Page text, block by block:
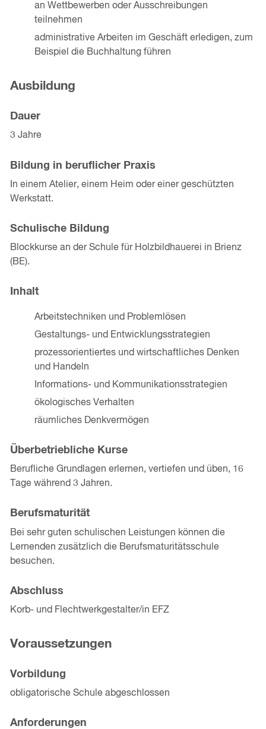
an Wettbewerben oder Ausschreibungen
teilnehmen
administrative Arbeiten im Geschäft erledigen, zum
Beispiel die Buchhaltung führen
Ausbildung
Dauer
3 Jahre
Bildung in beruflicher Praxis
In einem Atelier, einem Heim oder einer geschützten
Werkstatt.
Schulische Bildung
Blockkurse an der Schule für Holzbildhauerei in Brienz
(BE).
Inhalt
Arbeitstechniken und Problemlösen
Gestaltungs- und Entwicklungsstrategien
prozessorientiertes und wirtschaftliches Denken
und Handeln
Informations- und Kommunikationsstrategien
ökologisches Verhalten
räumliches Denkvermögen
Überbetriebliche Kurse
Berufliche Grundlagen erlernen, vertiefen und üben, 16
Tage während 3 Jahren.
Berufsmaturität
Bei sehr guten schulischen Leistungen können die
Lernenden zusätzlich die Berufsmaturitätsschule
besuchen.
Abschluss
Korb- und Flechtwerkgestalter/in EFZ
Voraussetzungen
Vorbildung
obligatorische Schule abgeschlossen
Anforderungen